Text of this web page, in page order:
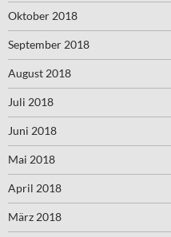
Oktober 2018
September 2018
August 2018
Juli 2018
Juni 2018
Mai 2018
April 2018
März 2018